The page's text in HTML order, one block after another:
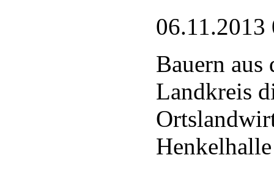
06.11.2013
Bauern aus
Landkreis
Henkelhalle